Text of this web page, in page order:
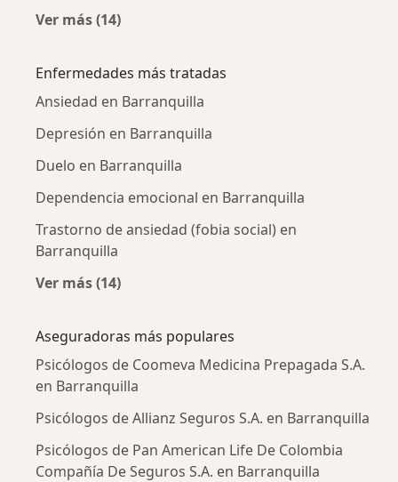
Ver más (14)
Enfermedades más tratadas
Ansiedad en Barranquilla
Depresión en Barranquilla
Duelo en Barranquilla
Dependencia emocional en Barranquilla
Trastorno de ansiedad (fobia social) en
Barranquilla
Ver más (14)
Aseguradoras más populares
Psicólogos de Coomeva Medicina Prepagada S.A.
en Barranquilla
Psicólogos de Allianz Seguros S.A. en Barranquilla
Psicólogos de Pan American Life De Colombia
Compañía De Seguros S.A. en Barranquilla